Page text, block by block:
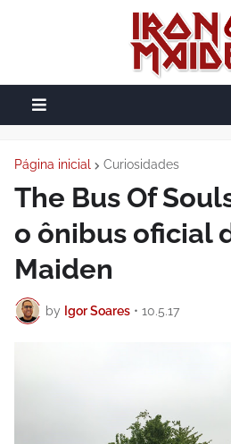
Página inicial Curiosidades
The Bus Of
o ônibus oficial
Maiden
by Igor Soares • 10.5.17